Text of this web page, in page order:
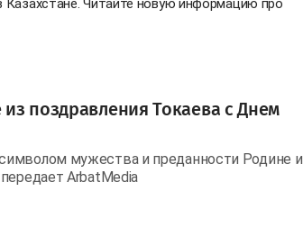
поздравления Токаева с Днем
мужества и преданности Родине и
ArbatMedia